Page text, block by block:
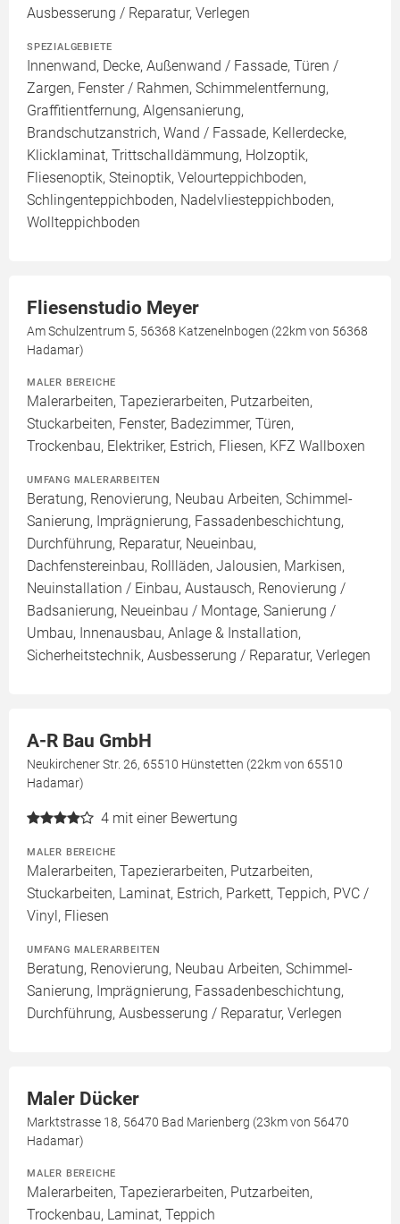
Ausbesserung / Reparatur, Verlegen
SPEZIALGEBIETE
Innenwand, Decke, Außenwand / Fassade, Türen /
Zargen, Fenster / Rahmen, Schimmelentfernung,
Graffitientfernung, Algensanierung,
Brandschutzanstrich, Wand / Fassade, Kellerdecke,
Klicklaminat, Trittschalldämmung, Holzoptik,
Fliesenoptik, Steinoptik, Velourteppichboden,
Schlingenteppichboden, Nadelvliesteppichboden,
Wollteppichboden
Fliesenstudio Meyer
Am Schulzentrum 5, 56368 Katzenelnbogen (22km von 56368
Hadamar)
MALER BEREICHE
Malerarbeiten, Tapezierarbeiten, Putzarbeiten,
Stuckarbeiten, Fenster, Badezimmer, Türen,
Trockenbau, Elektriker, Estrich, Fliesen, KFZ Wallboxen
UMFANG MALERARBEITEN
Beratung, Renovierung, Neubau Arbeiten, Schimmel-
Sanierung, Imprägnierung, Fassadenbeschichtung,
Durchführung, Reparatur, Neueinbau,
Dachfenstereinbau, Rollläden, Jalousien, Markisen,
Neuinstallation / Einbau, Austausch, Renovierung /
Badsanierung, Neueinbau / Montage, Sanierung /
Umbau, Innenausbau, Anlage & Installation,
Sicherheitstechnik, Ausbesserung / Reparatur, Verlegen
A-R Bau GmbH
Neukirchener Str. 26, 65510 Hünstetten (22km von 65510
Hadamar)
4 mit einer Bewertung
MALER BEREICHE
Malerarbeiten, Tapezierarbeiten, Putzarbeiten,
Stuckarbeiten, Laminat, Estrich, Parkett, Teppich, PVC /
Vinyl, Fliesen
UMFANG MALERARBEITEN
Beratung, Renovierung, Neubau Arbeiten, Schimmel-
Sanierung, Imprägnierung, Fassadenbeschichtung,
Durchführung, Ausbesserung / Reparatur, Verlegen
Maler Dücker
Marktstrasse 18, 56470 Bad Marienberg (23km von 56470
Hadamar)
MALER BEREICHE
Malerarbeiten, Tapezierarbeiten, Putzarbeiten,
Trockenbau, Laminat, Teppich